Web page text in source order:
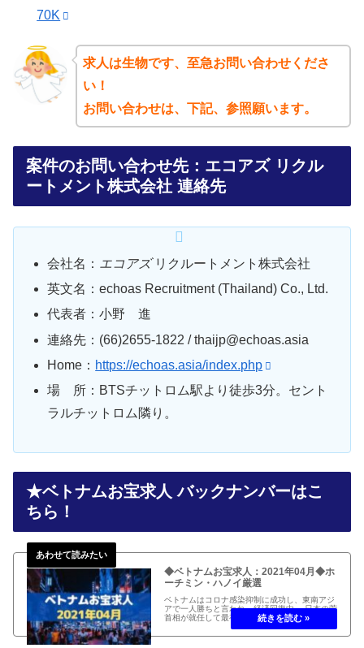
70K
求人は生物です、至急お問い合わせくださ
い！
お問い合わせは、下記、参照願います。
案件のお問い合わせ先：エコアズ リクル
ートメント株式会社 連絡先
会社名： エコアズリクルートメント株式会社
英文名：echoas Recruitment (Thailand) Co., Ltd.
代表者：小野 進
連絡先：(66)2655-1822 / thaijp@echoas.asia
Home： https://echoas.asia/index.php
場 所：BTSチットロム駅より徒歩3分。セント
ラルチットロム隣り。
★ベトナムお宝求人 バックナンバーはこ
ちら！
◆ベトナムお宝求人：2021年04月◆ホ
ーチミン・ハノイ厳選
ベトナムはコロナ感染抑制に成功し、東南アジ
アで一人勝ちと言われ、経済回復中。 日本の菅
首相が就任して最初の訪問国として、両国間で
ビジネス渡航者の往来再開。 ベトナムのお宝求
人2021年04月編をお届けします！ ベトナム(ホ